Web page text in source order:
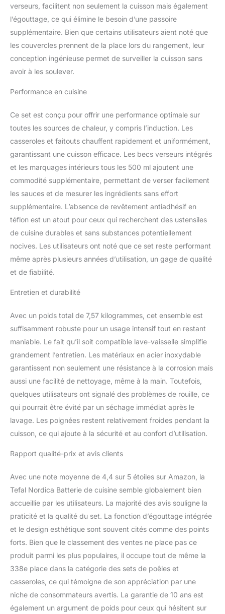
couvercle d'égouttement
pour un égouttement
lignes pures et droites
inspirées du design
nordique pour ne
et robuste, aucun risque
de dommages au fil du
temps Grand couvercle
en verre : pour un
contrôle facile de la
cuisson Robuste : base
haute résistance aux
chocs pour une
robustesse absolue
Convient à tous les
à induction : convient
pour les cuisinières à
gaz, électriques,
résultats chaque jour
verseurs, facilitent non seulement la cuisson mais également
l’égouttage, ce qui élimine le besoin d’une passoire
supplémentaire. Bien que certains utilisateurs aient noté que
les couvercles prennent de la place lors du rangement, leur
conception ingénieuse permet de surveiller la cuisson sans
avoir à les soulever.
Performance en cuisine
Ce set est conçu pour offrir une performance optimale sur
toutes les sources de chaleur, y compris l’induction. Les
casseroles et faitouts chauffent rapidement et uniformément,
garantissant une cuisson efficace. Les becs verseurs intégrés
et les marquages intérieurs tous les 500 ml ajoutent une
commodité supplémentaire, permettant de verser facilement
les sauces et de mesurer les ingrédients sans effort
supplémentaire. L’absence de revêtement antiadhésif en
téflon est un atout pour ceux qui recherchent des ustensiles
de cuisine durables et sans substances potentiellement
nocives. Les utilisateurs ont noté que ce set reste performant
même après plusieurs années d’utilisation, un gage de qualité
et de fiabilité.
Entretien et durabilité
Avec un poids total de 7,57 kilogrammes, cet ensemble est
suffisamment robuste pour un usage intensif tout en restant
maniable. Le fait qu’il soit compatible lave-vaisselle simplifie
grandement l’entretien. Les matériaux en acier inoxydable
garantissent non seulement une résistance à la corrosion mais
aussi une facilité de nettoyage, même à la main. Toutefois,
quelques utilisateurs ont signalé des problèmes de rouille, ce
qui pourrait être évité par un séchage immédiat après le
lavage. Les poignées restent relativement froides pendant la
cuisson, ce qui ajoute à la sécurité et au confort d’utilisation.
Rapport qualité-prix et avis clients
Avec une note moyenne de 4,4 sur 5 étoiles sur Amazon, la
Tefal Nordica Batterie de cuisine semble globalement bien
accueillie par les utilisateurs. La majorité des avis souligne la
praticité et la qualité du set. La fonction d’égouttage intégrée
et le design esthétique sont souvent cités comme des points
forts. Bien que le classement des ventes ne place pas ce
produit parmi les plus populaires, il occupe tout de même la
338e place dans la catégorie des sets de poêles et
casseroles, ce qui témoigne de son appréciation par une
niche de consommateurs avertis. La garantie de 10 ans est
également un argument de poids pour ceux qui hésitent sur